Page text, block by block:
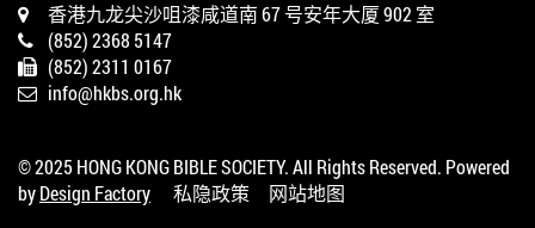
香港九龙尖沙咀漆咸道南 67 号安年大厦 902 室
(852) 2368 5147
(852) 2311 0167
info@hkbs.org.hk
© 2025 HONG KONG BIBLE SOCIETY. All Rights Reserved. Powered
byDesign Factory 私隐政策 网站地图